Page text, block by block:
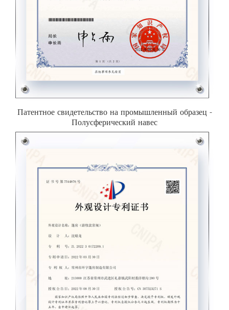
Патентное свидетельство на промышленный образец -
Полусферический навес